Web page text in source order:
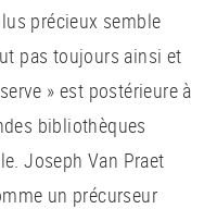
précieux semble
pas toujours ainsi et
» est postérieure à
bibliothèques
Joseph Van Praet
un précurseur